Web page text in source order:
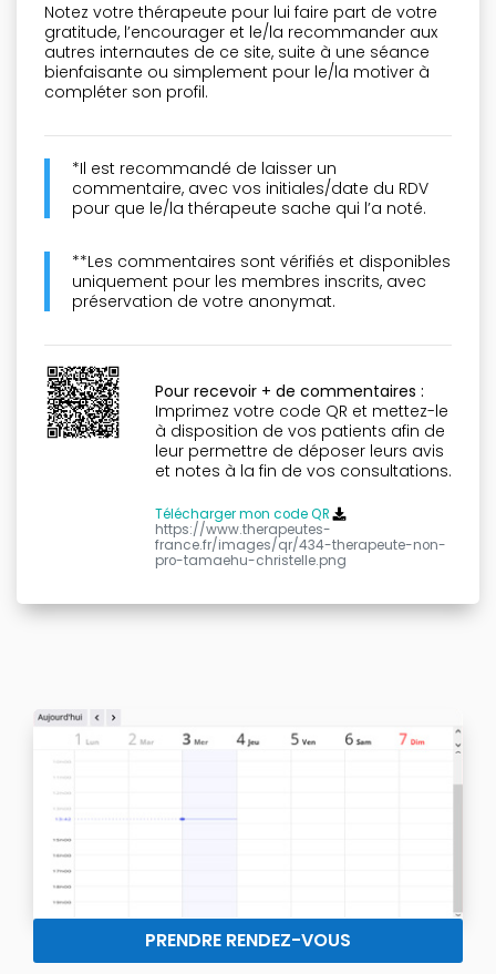
Notez votre thérapeute pour lui faire part de votre
gratitude, l’encourager et le/la recommander aux
autres internautes de ce site, suite à une séance
bienfaisante ou simplement pour le/la motiver à
compléter son profil.
*Il est recommandé de laisser un
commentaire, avec vos initiales/date du RDV
pour que le/la thérapeute sache qui l’a noté.
**Les commentaires sont vérifiés et disponibles
uniquement pour les membres inscrits, avec
préservation de votre anonymat.
Pour recevoir + de commentaires :
Imprimez votre code QR et mettez-le
à disposition de vos patients afin de
leur permettre de déposer leurs avis
et notes à la fin de vos consultations.
Télécharger mon code QR
https://www.therapeutes-
france.fr/images/qr/434-therapeute-non-
pro-tamaehu-christelle.png
PRENDRE RENDEZ-VOUS